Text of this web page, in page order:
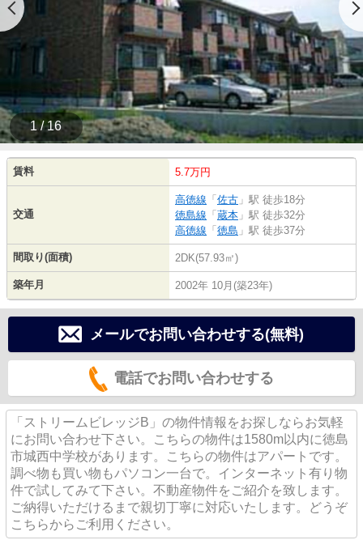
1 / 16
賃料 5.7万円
交通
高徳線 「 佐古 」駅 徒歩18分
徳島線 「 蔵本 」駅 徒歩32分
高徳線 「 徳島 」駅 徒歩37分
間取り(面積) 2DK(57.93㎡)
築年月 2002年 10月(築23年)
メールでお問い合わせする(無料)
電話でお問い合わせする
「ストリームビレッジB」の物件情報をお探しならお気軽
にお問い合わせ下さい。こちらの物件は1580m以内に徳島
市城西中学校があります。こちらの物件はアパートです。
調べ物も買い物もパソコン一台で。インターネット有り物
件で試してみて下さい。不動産物件をご紹介を致します。
ご納得いただけるまで親切丁寧に対応いたします。どうぞ
こちらからご利用ください。